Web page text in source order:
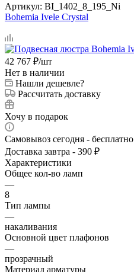
Артикул: BI_1402_8_195_Ni
Bohemia Ivele Crystal
42 767 ₽/шт
Нет в наличии
Нашли дешевле?
Рассчитать доставку
Хочу в подарок
Самовывоз сегодня - бесплатно
Доставка завтра - 390 ₽
Характеристики
Общее кол-во ламп
—
8
Тип лампы
—
накаливания
Основной цвет плафонов
—
прозрачный
Материал арматуры